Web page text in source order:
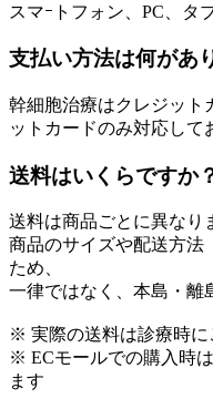
スマｰトフォン、PC、タ
支払い方法は何があ
幹細胞治療はクレジット
ットカードのみ対応して
送料はいくらですか
送料は商品ごとに異なり
商品のサイズや配送方法
ため、
一律ではなく、本島・離
※ 実際の送料は診療時に
※ ECモールでの購入時
ます